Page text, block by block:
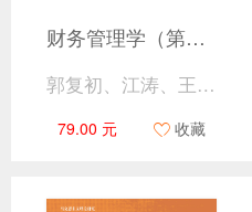
财务管理学（第六版）
郭复初、江涛、王庆成
79.00 元 收藏